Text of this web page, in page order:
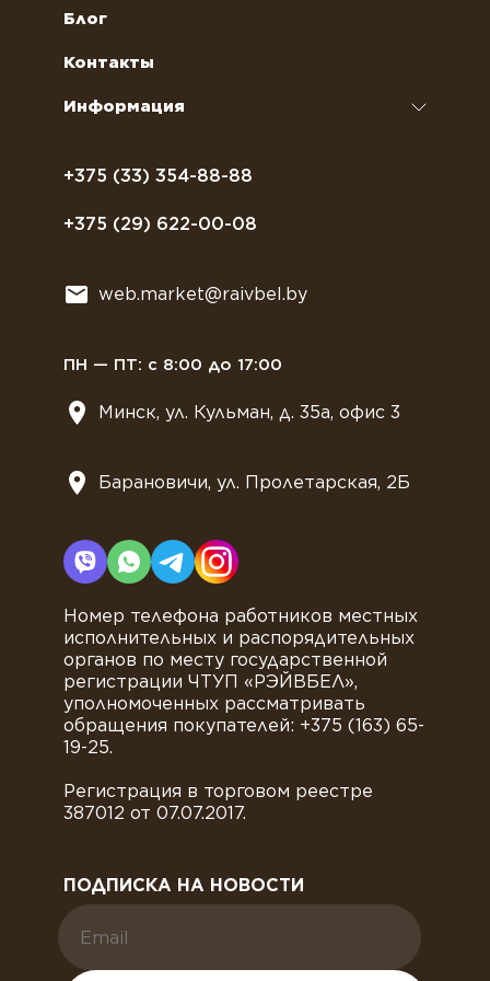
+375 (33) 354-88-88
+375 (29) 622-00-08
web.market@raivbel.by
ПН — ПТ: с 8:00 до 17:00
Минск, ул. Кульман, д. 35а, офис 3
Барановичи, ул. Пролетарская, 2Б
Номер телефона работников местных
исполнительных и распорядительных
органов по месту государственной
регистрации ЧТУП «РЭЙВБЕЛ»,
уполномоченных рассматривать
обращения покупателей: +375 (163) 65-
19-25.
Регистрация в торговом реестре
387012 от 07.07.2017.
ПОДПИСКА НА НОВОСТИ
Кофейное оборудование
Обслуживание профессиональных
Курсы бариста
Как оформить заказ
Условия доставки
Блог
Контакты
Информация
Договор оферты